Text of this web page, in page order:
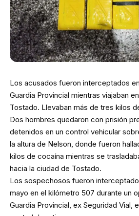
Los acusados fueron interceptados
Guardia Provincial mientras viajaban
Tostado. Llevaban más de tres kilos
Dos hombres quedaron con prisión
detenidos en un control vehicular
la altura de Nelson, donde fueron
kilos de cocaína mientras se
hacia la ciudad de Tostado.
Los sospechosos fueron
mayo en el kilómetro 507 durante un
Guardia Provincial, ex Seguridad Vial,